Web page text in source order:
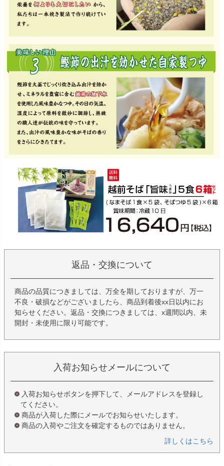
返品・交換について
商品の品質につきましては、万全を期しておりますが、万一
不良・破損などがございましたら、商品到着後xx日以内にお
知らせください。返品・交換につきましては、x週間以内、未
開封・未使用に限り可能です。
入荷お知らせメールについて
入荷お知らせボタンを押下して、メールアドレスを登録し
てください。
商品が入荷した際にメールでお知らせいたします。
商品の入荷やご注文を確定するものではありません。
詳しくはこちら